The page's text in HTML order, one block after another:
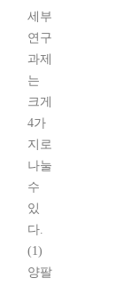
세부
연구
과제
는
크게
4가
지로
나눌
수
있
다.
(1)
양팔